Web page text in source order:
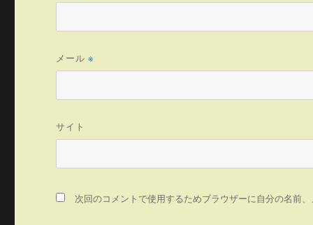
メール※
サイト
次回のコメントで使用するためブラウザーに自分の名前